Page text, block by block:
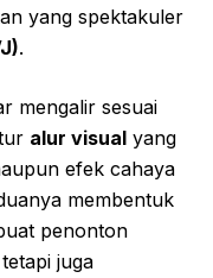
yang spektakuler
.
mengalir sesuai
alur visual yang
efek cahaya
membentuk
penonton
juga